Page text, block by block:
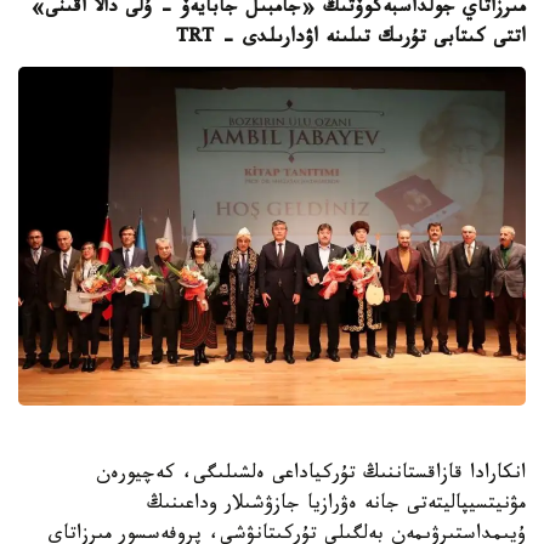
مىرزاتاي جولداسبەكوۆتىڭ «جامبىل جابايەۆ - ۇلى دالا اقىنى»
اتتى كىتابى تۇرىك تىلىنە اۋدارىلدى - TRT
انكارادا قازاقستاننىڭ تۇركياداعى ەلشىلىگى، كەچيورەن
مۋنيتسيپاليتەتى جانە ەۋرازيا جازۋشىلار وداعىنىڭ
ۇيىمداستىرۋىمەن بەلگىلى تۇركىتانۋشى، پروفەسسور مىرزاتاي